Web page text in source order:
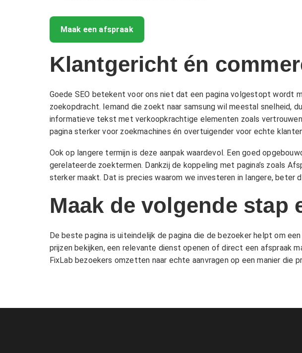
Maak een afspraak
Klantgericht én
Goede SEO betekent voor ons niet dat een pagina volgestopt wordt
zoekopdracht. Iemand die zoekt naar samsung wil meestal snelheid,
informatieve tekst met verkoopkrachtige elementen zoals
pagina sterker voor zoekmachines én overtuigender voor echte
Ook op langere termijn is deze aanpak waardevol. Een goed
gerelateerde zoektermen. Dankzij de koppeling met pagina’s zoals
sterker maakt. Dat is precies waarom we investeren in langere,
Maak de volgende stap
De beste pagina is uiteindelijk de pagina die de bezoeker helpt om
prijzen bekijken, een relevante dienst openen of direct een afspraak
FixLab bezoekers omzetten naar echte aanvragen op een manier die